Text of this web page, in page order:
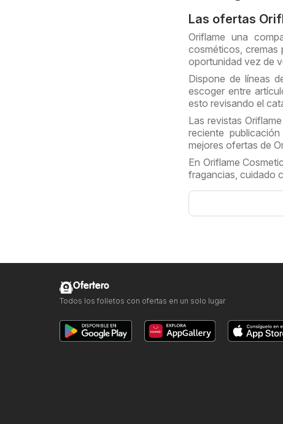
Las ofertas
Oriflame una
cosméticos, cremas
oportunidad vez de
Dispone de líneas
escoger entre
esto revisando el
Las revistas
reciente
mejores ofertas de
En Oriflame
fragancias, cuidado
Ofertero
Todos los folletos con ofertas en un solo lugar